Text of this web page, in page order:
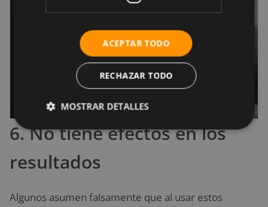
6. No tiene efectos en los
resultados
Algunos asumen falsamente que al usar estos
ACEPTAR TODO
RECHAZAR TODO
MOSTRAR DETALLES